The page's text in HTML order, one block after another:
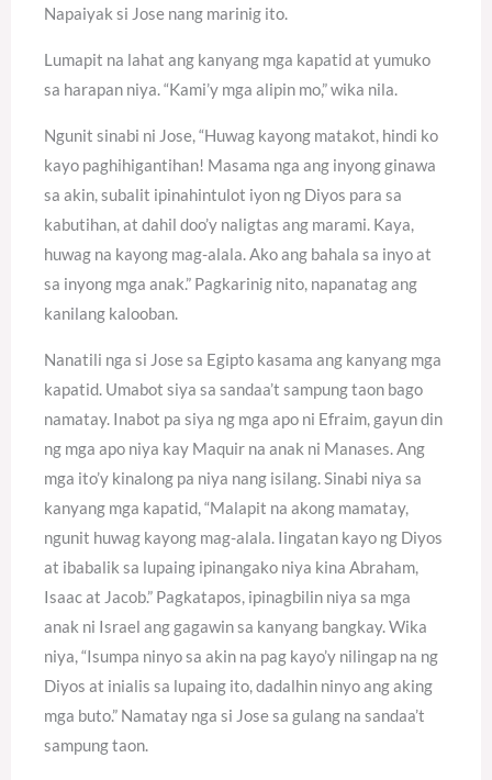
Napaiyak si Jose nang marinig ito.
Lumapit na lahat ang kanyang mga kapatid at yumuko
sa harapan niya. “Kami’y mga alipin mo,” wika nila.
Ngunit sinabi ni Jose, “Huwag kayong matakot, hindi ko
kayo paghihigantihan! Masama nga ang inyong ginawa
sa akin, subalit ipinahintulot iyon ng Diyos para sa
kabutihan, at dahil doo’y naligtas ang marami. Kaya,
huwag na kayong mag-alala. Ako ang bahala sa inyo at
sa inyong mga anak.” Pagkarinig nito, napanatag ang
kanilang kalooban.
Nanatili nga si Jose sa Egipto kasama ang kanyang mga
kapatid. Umabot siya sa sandaa’t sampung taon bago
namatay. Inabot pa siya ng mga apo ni Efraim, gayun din
ng mga apo niya kay Maquir na anak ni Manases. Ang
mga ito’y kinalong pa niya nang isilang. Sinabi niya sa
kanyang mga kapatid, “Malapit na akong mamatay,
ngunit huwag kayong mag-alala. Iingatan kayo ng Diyos
at ibabalik sa lupaing ipinangako niya kina Abraham,
Isaac at Jacob.” Pagkatapos, ipinagbilin niya sa mga
anak ni Israel ang gagawin sa kanyang bangkay. Wika
niya, “Isumpa ninyo sa akin na pag kayo’y nilingap na ng
Diyos at inialis sa lupaing ito, dadalhin ninyo ang aking
mga buto.” Namatay nga si Jose sa gulang na sandaa’t
sampung taon.